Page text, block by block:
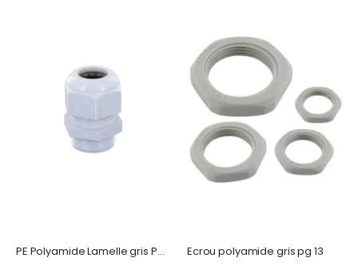
PE Polyamide Lamelle gris Pg 36 (22-32 mm) Ecrou polyamide gris pg 13